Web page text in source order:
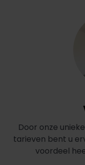
Door onze
tarieven bent u
voordeel